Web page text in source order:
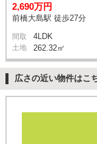
2,690万円
前橋大島駅 徒歩27分
間取 4LDK
土地 262.32㎡
広さの近い物件はこ